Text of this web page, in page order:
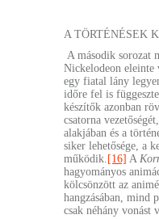
A TÖRTÉNÉSEK
A második sorozat
Nickelodeon
egy fiatal lány
időre fel is
készítők azonban
csatorna
alakjában és a
siker lehetősége, a
működik. [16] A
hagyományos
kölcsönzött az
hangzásában, mind
csak néhány vonást